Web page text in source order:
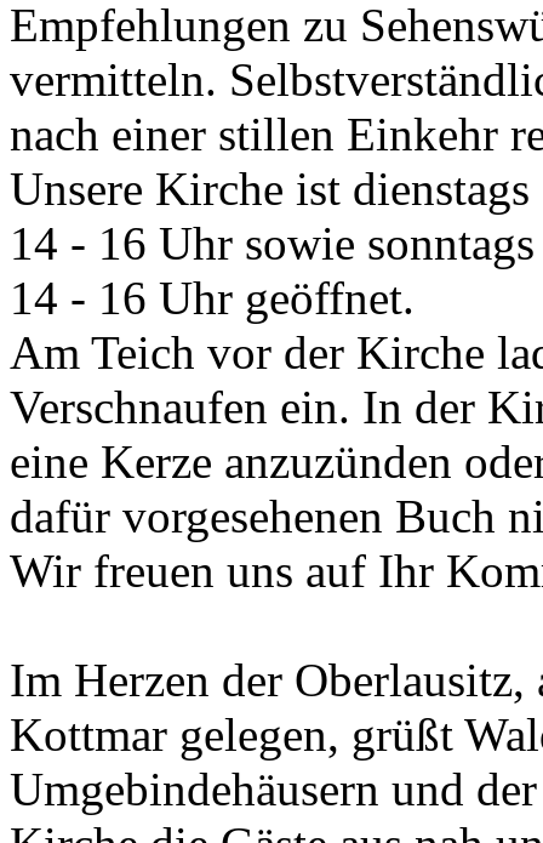
Empfehlungen zu
vermitteln.
nach einer stillen Einkehr
Unsere Kirche ist
14 - 16 Uhr sowie
14 - 16 Uhr geöffnet.
Am Teich vor der Kirche
Verschnaufen ein. In der
eine Kerze anzuzünden
dafür vorgesehenen Buch
Wir freuen uns auf Ihr
Im Herzen der Oberlausitz,
Kottmar gelegen, grüßt
Umgebindehäusern und